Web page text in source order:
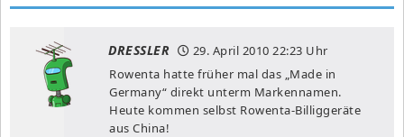
DRESSLER 29. April 2010 22:23 Uhr
Rowenta hatte früher mal das „Made in
Germany“ direkt unterm Markennamen.
Heute kommen selbst Rowenta-Billiggeräte
aus China!